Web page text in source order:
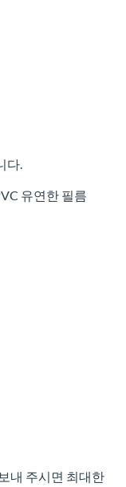
다.
유연한 필름
내 주시면 최대한